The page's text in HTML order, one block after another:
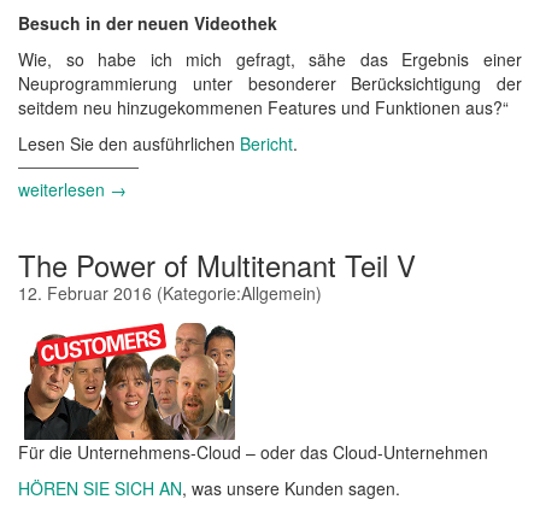
Besuch in der neuen Videothek
Wie, so habe ich mich gefragt, sähe das Ergebnis einer
Neuprogrammierung unter besonderer Berücksichtigung der
seitdem neu hinzugekommenen Features und Funktionen aus?“
Lesen Sie den ausführlichen Bericht.
weiterlesen →
The Power of Multitenant Teil V
12. Februar 2016 (Kategorie:Allgemein)
Für die Unternehmens-Cloud – oder das Cloud-Unternehmen
HÖREN SIE SICH AN, was unsere Kunden sagen.